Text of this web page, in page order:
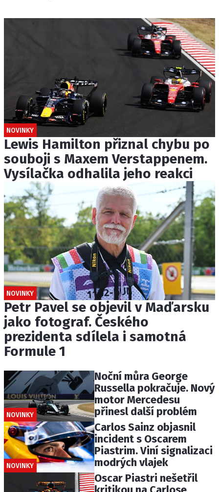
NOVINKY
Lewis Hamilton přiznal chybu po
souboji s Maxem Verstappenem.
Vysílačka odhalila jeho reakci
NOVINKY
Petr Pavel se objevil v Maďarsku
jako fotograf. Českého
prezidenta sdílela i samotná
Formule 1
NOVINKY
Noční můra George
Russella pokračuje. Nový
motor Mercedesu
přinesl další problém
NOVINKY
Carlos Sainz objasnil
incident s Oscarem
Piastrim. Viní signalizaci
modrých vlajek
Oscar Piastri nešetřil